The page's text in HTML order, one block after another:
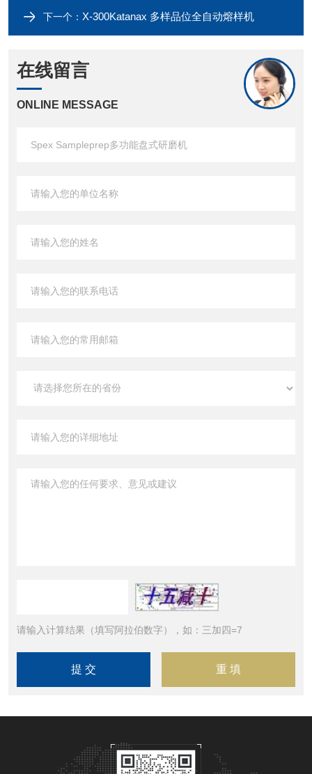
下一个： X-300Katanax 多样品位全自动熔样机
在线留言
ONLINE MESSAGE
请输入计算结果（填写阿拉伯数字），如：三加四=7